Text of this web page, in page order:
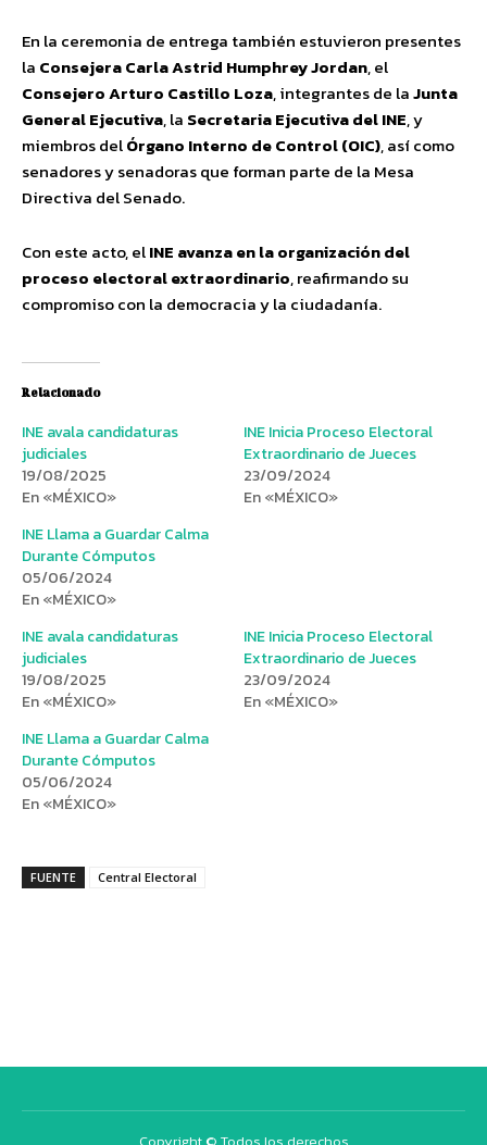
En la ceremonia de entrega también estuvieron presentes
la Consejera Carla Astrid Humphrey Jordan, el
Consejero Arturo Castillo Loza, integrantes de laJunta
General Ejecutiva, la Secretaria Ejecutiva del INE, y
miembros delÓrgano Interno de Control (OIC), así como
senadores y senadoras que forman parte de la Mesa
Directiva del Senado.
Con este acto, elINE avanza en la organización del
proceso electoral extraordinario, reafirmando su
compromiso con la democracia y la ciudadanía.
Relacionado
INE avala candidaturas
judiciales
19/08/2025
En «MÉXICO»
INE Inicia Proceso Electoral
Extraordinario de Jueces
23/09/2024
En «MÉXICO»
INE Llama a Guardar Calma
Durante Cómputos
05/06/2024
En «MÉXICO»
INE avala candidaturas
judiciales
19/08/2025
En «MÉXICO»
INE Inicia Proceso Electoral
Extraordinario de Jueces
23/09/2024
En «MÉXICO»
INE Llama a Guardar Calma
Durante Cómputos
05/06/2024
En «MÉXICO»
FUENTE Central Electoral